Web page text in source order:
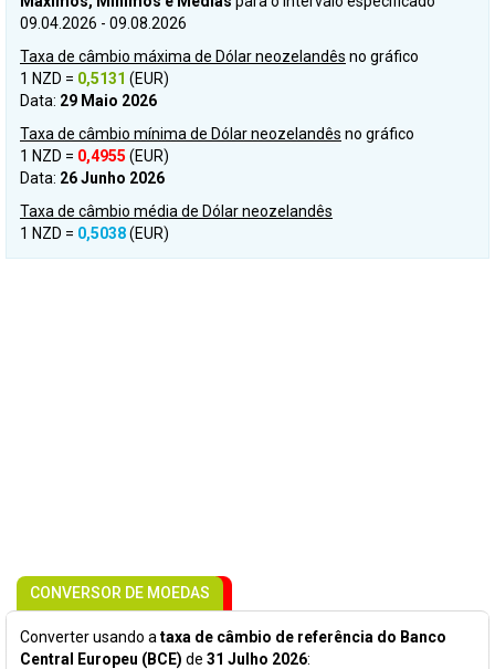
09.04.2026 - 09.08.2026
Taxa de câmbio máxima de Dólar neozelandês no gráfico
1 NZD = 0,5131 (EUR)
Data: 29 Maio 2026
Taxa de câmbio mínima de Dólar neozelandês no gráfico
1 NZD = 0,4955 (EUR)
Data: 26 Junho 2026
Taxa de câmbio média de Dólar neozelandês
1 NZD = 0,5038(EUR)
CONVERSOR DE MOEDAS
Converter usando a taxa de câmbio de referência do Banco
Central Europeu (BCE) de 31 Julho 2026: